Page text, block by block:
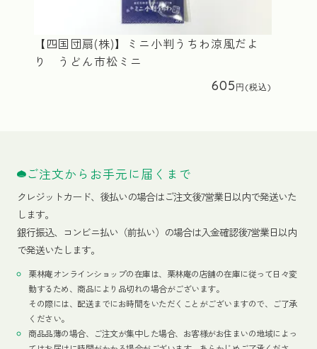
【四国団扇(株)】ミニ小判うちわ涼風だよ
り うどん市松ミニ
605
ご注文からお手元に届くまで
クレジットカード、 後払いの場合はご注文後7営業日以内で発送いた
します。
銀行振込、コンビニ払い（前払い）の場合は入金確認後7営業日以内
で発送いたします。
栗林庵オンラインショップの在庫は、栗林庵の店舗の在庫に従って日々変
動するため、商品により品切れの場合がございます。
その際には、配送までにお時間をいただくことがございますので、ご了承
ください。
商品品薄の場合、ご注文が集中した場合、お客様がお住まいの地域によっ